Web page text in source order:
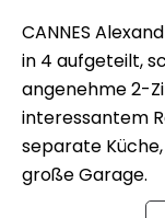
CANNES
in 4 aufgeteilt,
angenehme 2-
interessantem
separate
große Garage.